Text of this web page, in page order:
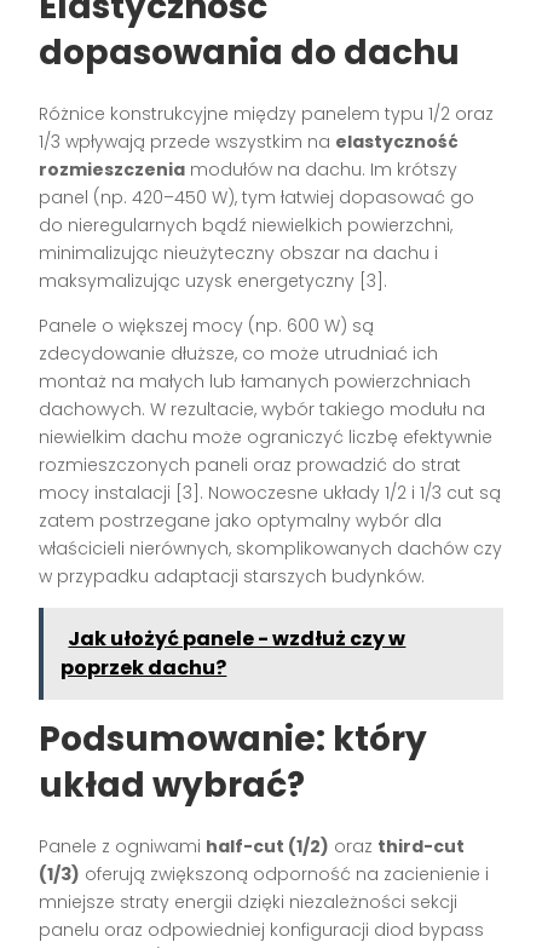
dopasowania do dachu
Różnice konstrukcyjne między panelem typu 1/2 oraz
1/3 wpływają przede wszystkim na elastyczność
rozmieszczenia modułów na dachu. Im krótszy
panel (np. 420–450 W), tym łatwiej dopasować go
do nieregularnych bądź niewielkich powierzchni,
minimalizując nieużyteczny obszar na dachu i
maksymalizując uzysk energetyczny [3].
Panele o większej mocy (np. 600 W) są
zdecydowanie dłuższe, co może utrudniać ich
montaż na małych lub łamanych powierzchniach
dachowych. W rezultacie, wybór takiego modułu na
niewielkim dachu może ograniczyć liczbę efektywnie
rozmieszczonych paneli oraz prowadzić do strat
mocy instalacji [3]. Nowoczesne układy 1/2 i 1/3 cut są
zatem postrzegane jako optymalny wybór dla
właścicieli nierównych, skomplikowanych dachów czy
w przypadku adaptacji starszych budynków.
Jak ułożyć panele - wzdłuż czy w
poprzek dachu?
Podsumowanie: który
układ wybrać?
Panele z ogniwami half-cut (1/2) oraz third-cut
(1/3) oferują zwiększoną odporność na zacienienie i
mniejsze straty energii dzięki niezależności sekcji
panelu oraz odpowiedniej konfiguracji diod bypass